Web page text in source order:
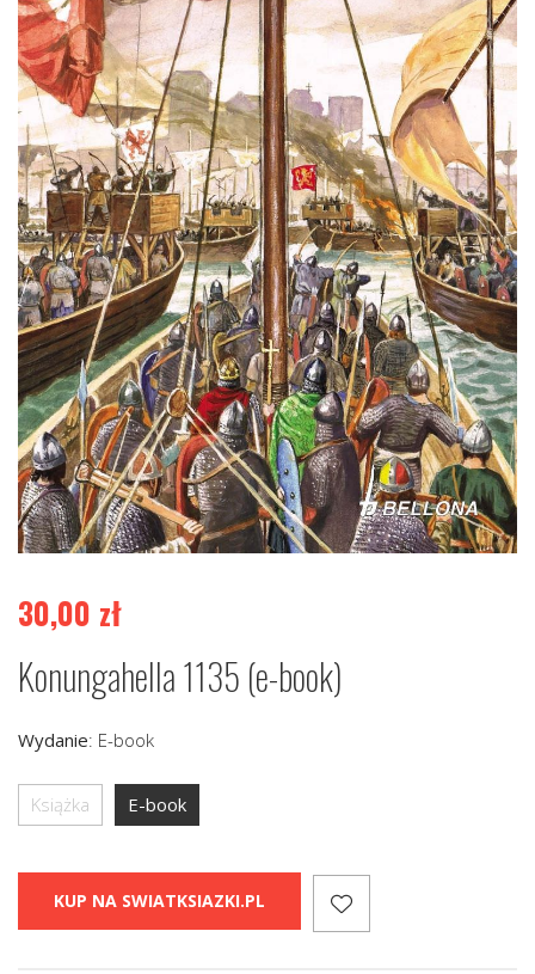
30,00 zł
Konungahella 1135 (e-book)
Wydanie: E-book
Książka E-book
KUP NA SWIATKSIAZKI.PL